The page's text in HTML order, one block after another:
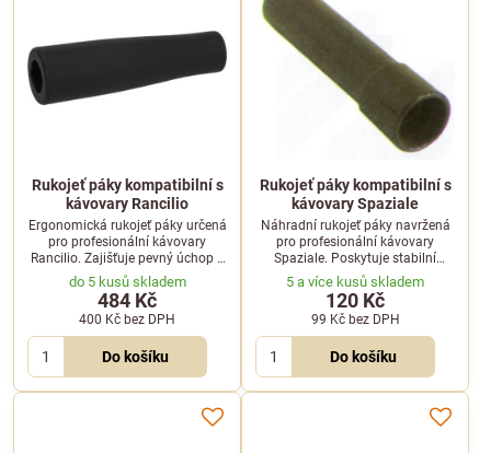
Rukojeť páky kompatibilní s
kávovary Rancilio
Ergonomická rukojeť páky určená
pro profesionální kávovary
Rancilio. Zajišťuje pevný úchop a
bezproblémovou manipulaci při
přípravě kávy.
do 5 kusů skladem
484 Kč
400 Kč bez DPH
Do košíku
Rukojeť páky kompatibilní s
kávovary Spaziale
Náhradní rukojeť páky navržená
pro profesionální kávovary
Spaziale. Poskytuje stabilní
úchop a spolehlivost při
každodenním provozu.
5 a více kusů skladem
120 Kč
99 Kč bez DPH
Do košíku